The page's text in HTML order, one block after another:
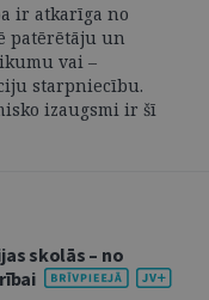
ir atkarīga no
patērētāju un
vai –
starpniecību.
izaugsmi ir šī
skolās – no